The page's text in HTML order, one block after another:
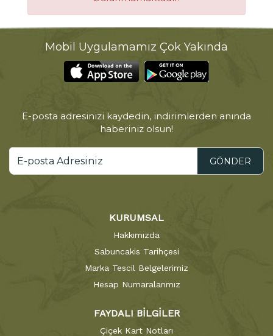
Mobil Uygulamamız Çok Yakında
E-posta adresinizi kaydedin, indirimlerden anında
haberiniz olsun!
GÖNDER
KURUMSAL
Hakkımızda
Sabuncakis Tarihçesi
Marka Tescil Belgelerimiz
Hesap Numaralarımız
FAYDALI BİLGİLER
Çiçek Kart Notları